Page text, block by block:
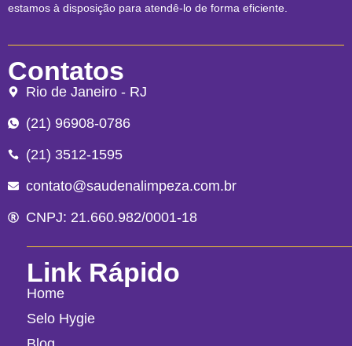
estamos à disposição para atendê-lo de forma eficiente.
Contatos
Rio de Janeiro - RJ
(21) 96908-0786
(21) 3512-1595
contato@saudenalimpeza.com.br
CNPJ: 21.660.982/0001-18
Link Rápido
Home
Selo Hygie